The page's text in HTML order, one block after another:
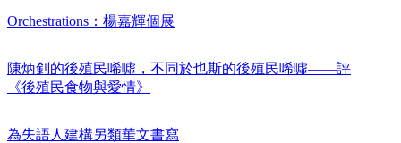
Orchestrations：楊嘉輝個展
陳炳釗的後殖民唏噓，不同於也斯的後殖民唏噓——評
《後殖民食物與愛情》
為失語人建構另類華文書寫